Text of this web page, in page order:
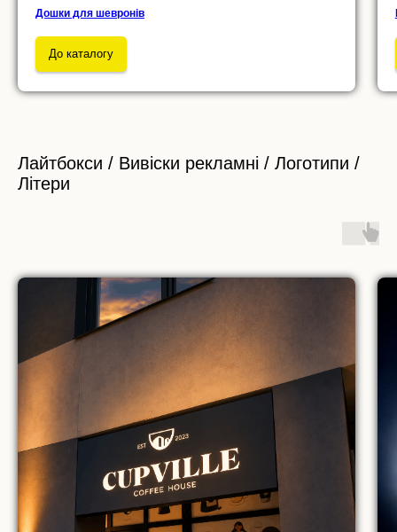
Дошки для шевронів
До каталогу
Лайтбокси / Вивіски рекламні / Логотипи /
Літери